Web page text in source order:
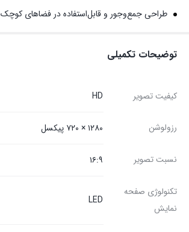
طراحی جمع‌وجور و قابل‌استفاده در فضاهای کوچک
توضیحات تکمیلی
کیفیت تصویر HD
رزولوشن ۱۲۸۰ × ۷۲۰ پیکسل
نسبت تصویر ۱۶:۹
تکنولوژی صفحه
نمایش
LED